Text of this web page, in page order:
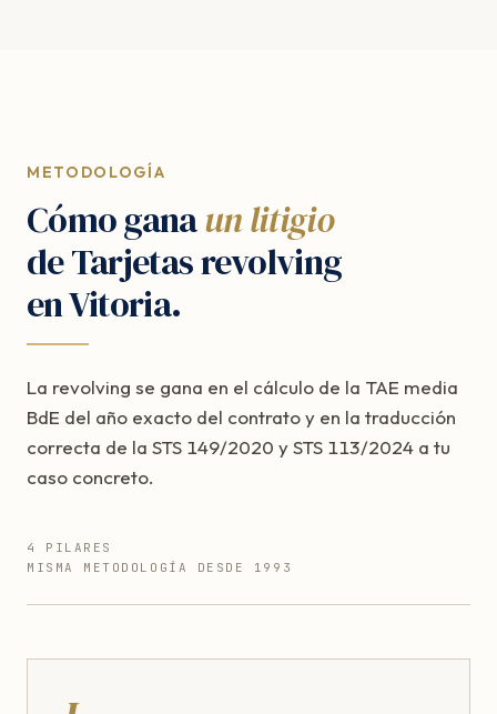
METODOLOGÍA
Cómo ganaun litigio
de Tarjetas revolving
en Vitoria.
La revolving se gana en el cálculo de la TAE media
BdE del año exacto del contrato y en la traducción
correcta de la STS 149/2020 y STS 113/2024 a tu
caso concreto.
4 PILARES
MISMA METODOLOGÍA DESDE 1993